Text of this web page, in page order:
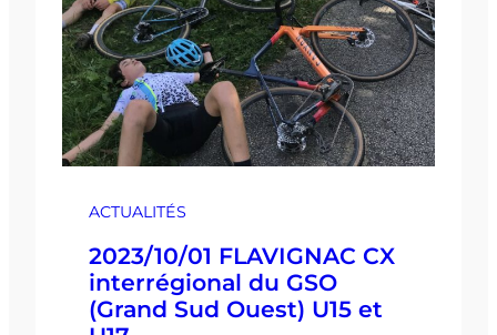
ACTUALITÉS
2023/10/01 FLAVIGNAC CX
interrégional du GSO
(Grand Sud Ouest) U15 et